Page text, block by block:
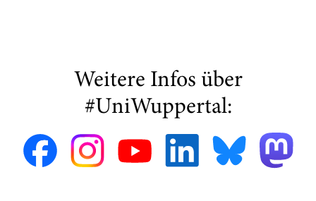
Weitere Infos über
#UniWuppertal: